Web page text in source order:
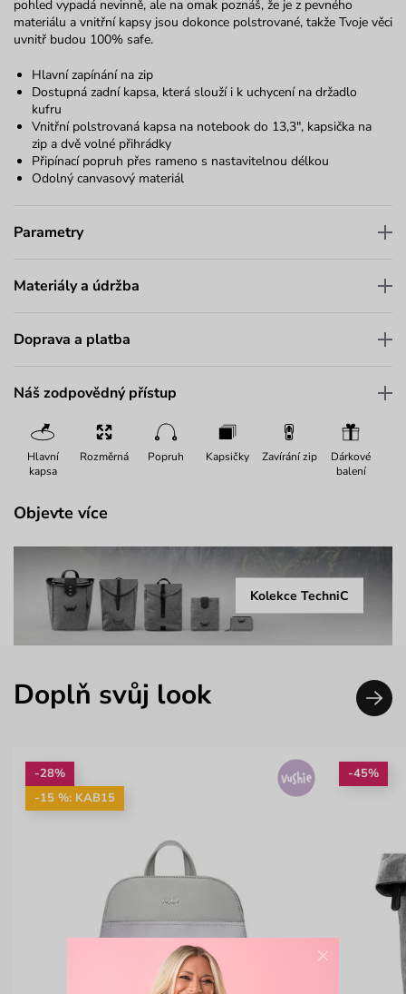
pohled vypadá nevinně, ale na omak poznáš, že je z pevného
materiálu a vnitřní kapsy jsou dokonce polstrované, takže Tvoje věci
uvnitř budou 100% safe.
Hlavní zapínání na zip
Dostupná zadní kapsa, která slouží i k uchycení na držadlo
kufru
Vnitřní polstrovaná kapsa na notebook do 13,3", kapsička na
zip a dvě volné přihrádky
Připínací popruh přes rameno s nastavitelnou délkou
Odolný canvasový materiál
Parametry
Materiály a údržba
Doprava a platba
Náš zodpovědný přístup
Hlavní
kapsa
Rozměrná Popruh Kapsičky Zavírání zip
Dárkové
balení
Objevte více
Kolekce TechniC
Doplň svůj look
-28%
-15 %: KAB15
-45%
×